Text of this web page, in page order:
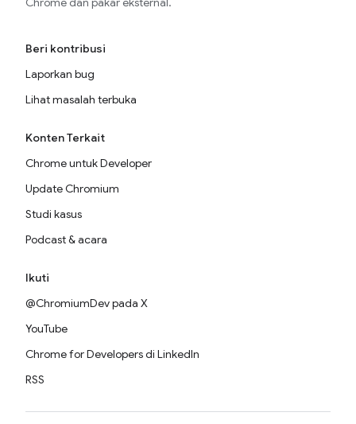
Beri kontribusi
Laporkan bug
Lihat masalah terbuka
Konten Terkait
Chrome untuk Developer
Update Chromium
Studi kasus
Podcast & acara
Ikuti
@ChromiumDev pada X
YouTube
Chrome for Developers di LinkedIn
RSS